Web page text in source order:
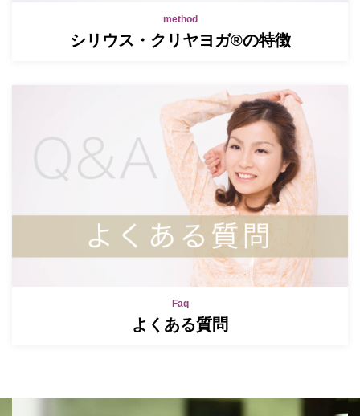
method
シリウス・クリヤヨガ®の特徴
Faq
よくある質問